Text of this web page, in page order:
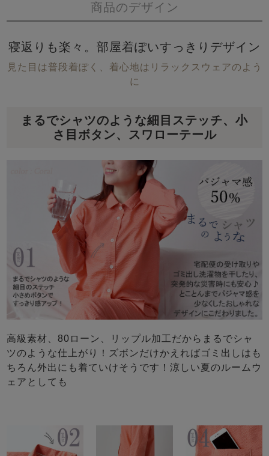
商品のデザイン
寝返りも楽々。部屋着ぽいすっきりデザイン
見た目は普段着ぽく、着心地はリラックスウェアのよう
に
まるでシャツのような細目ステッチ、小
さ目ボタン、スワローテール
高級素材、80ローン、リップル加工だからまるでシャ
ツのような仕上がり！ズボンだけかえればゴミ出しはも
ちろん外出にも着ていけそうです！涼しい夏のルームウ
ェアとしても